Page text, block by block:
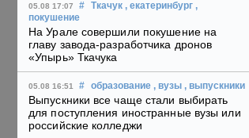
05.08 17:07 # Ткачук , екатеринбург ,
покушение
На Урале совершили покушение на
главу завода-разработчика дронов
«Упырь» Ткачука
05.08 16:51 # образование , вузы , выпускники
Выпускники все чаще стали выбирать
для поступления иностранные вузы или
российские колледжи